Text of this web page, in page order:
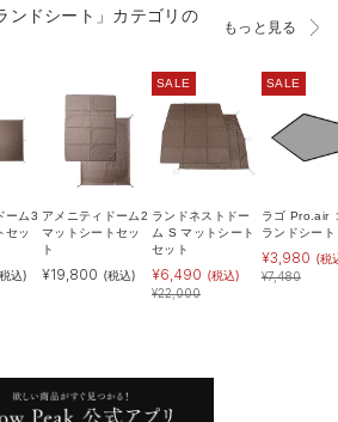
ンドシート」カテゴリの
もっと見る
ーム3
セッ
込)
アメニティドーム2
マットシートセッ
ト
¥19,800 (税込)
SALE
ランドネストドー
ム S マットシート
セット
¥6,490 (税込)
¥22,000
SALE
ラゴ Pro.air
ランドシート
¥3,980 (税
¥7,480